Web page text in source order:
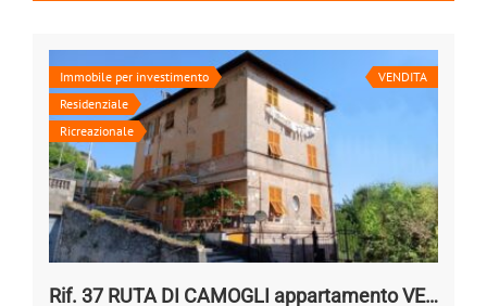
Immobile per investimento
Residenziale
Ricreazionale
VENDITA
Rif. 37 RUTA DI CAMOGLI appartamento VENDESI